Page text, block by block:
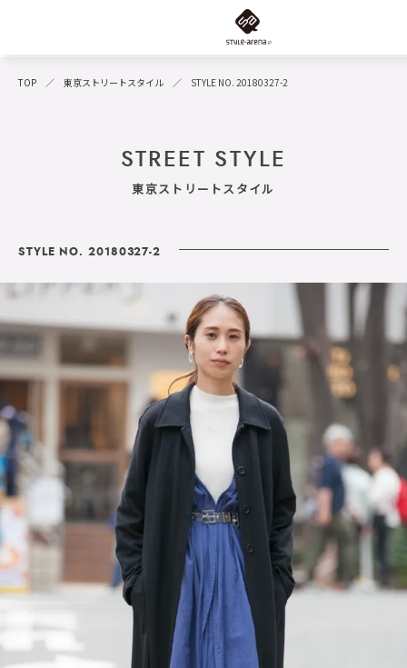
TOP 東京ストリートスタイル STYLE NO. 20180327-2
STREET STYLE
東京ストリートスタイル
STYLE NO. 20180327-2